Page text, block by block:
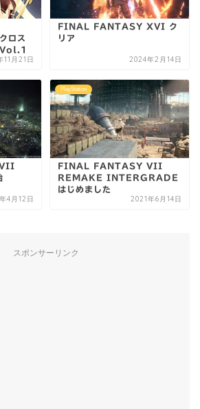
ロス
Vol.1
11月21日
FINAL FANTASY XVI ク
リア
2024年2月14日
4月12日
PlayStation
FINAL FANTASY VII
REMAKE INTERGRADE
はじめました
2021年6月14日
スポンサーリンク